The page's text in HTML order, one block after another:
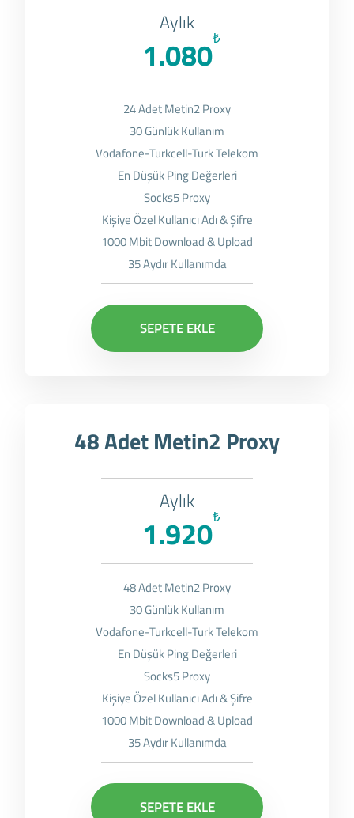
Aylık
₺
1.080
24 Adet Metin2 Proxy
30 Günlük Kullanım
Vodafone-Turkcell-Turk Telekom
En Düşük Ping Değerleri
Socks5 Proxy
Kişiye Özel Kullanıcı Adı & Şifre
1000 Mbit Download & Upload
35 Aydır Kullanımda
SEPETE EKLE
48 Adet Metin2 Proxy
Aylık
₺
1.920
48 Adet Metin2 Proxy
30 Günlük Kullanım
Vodafone-Turkcell-Turk Telekom
En Düşük Ping Değerleri
Socks5 Proxy
Kişiye Özel Kullanıcı Adı & Şifre
1000 Mbit Download & Upload
35 Aydır Kullanımda
SEPETE EKLE